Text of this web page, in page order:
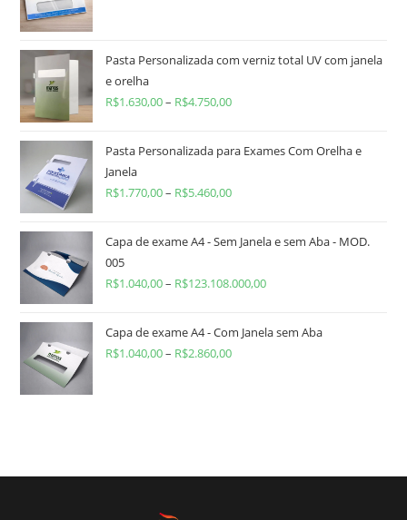
Pasta Personalizada com verniz total UV com janela
e orelha
R$1.630,00– R$4.750,00
Pasta Personalizada para Exames Com Orelha e
Janela
R$1.770,00– R$5.460,00
Capa de exame A4 - Sem Janela e sem Aba - MOD.
005
R$1.040,00– R$123.108.000,00
Capa de exame A4 - Com Janela sem Aba
R$1.040,00– R$2.860,00